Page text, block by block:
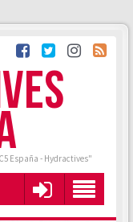
España - Hydractives"